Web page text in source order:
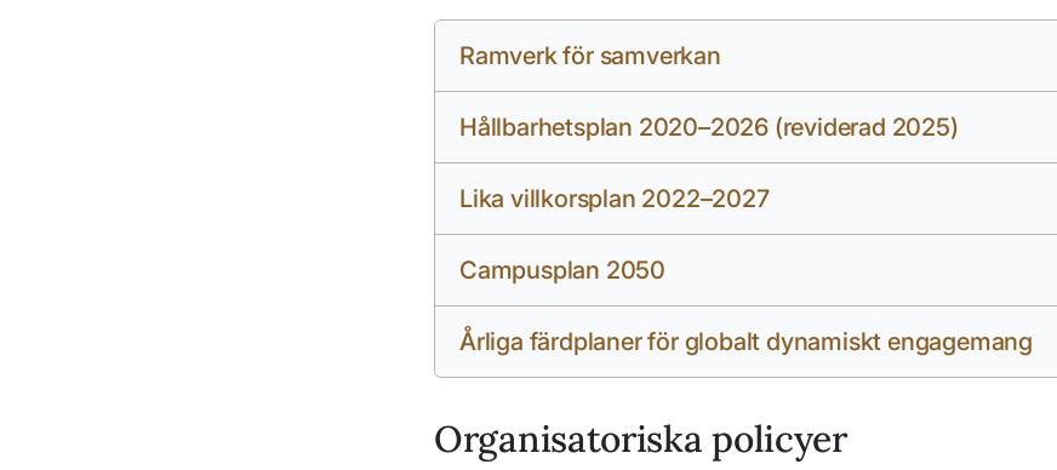
Ramverk för samverkan
Hållbarhetsplan 2020–2026 (reviderad 2025)
Lika villkorsplan 2022–2027
Campusplan 2050
Årliga färdplaner för globalt dynamiskt engagemang
Organisatoriska policyer